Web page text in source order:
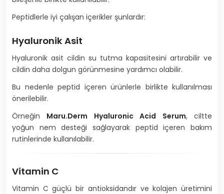
Peptidlerle iyi çalışan içerikler şunlardır:
Hyaluronik Asit
Hyaluronik asit cildin su tutma kapasitesini artırabilir ve
cildin daha dolgun görünmesine yardımcı olabilir.
Bu nedenle peptid içeren ürünlerle birlikte kullanılması
önerilebilir.
Örneğin Maru.Derm Hyaluronic Acid Serum, ciltte
yoğun nem desteği sağlayarak peptid içeren bakım
rutinlerinde kullanılabilir.
Vitamin C
Vitamin C güçlü bir antioksidandır ve kolajen üretimini